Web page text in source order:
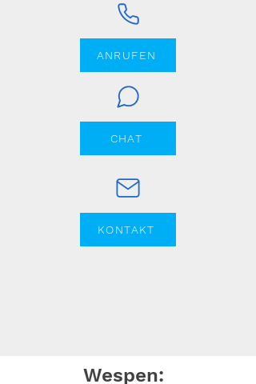
ANRUFEN
CHAT
KONTAKT
Wespen: